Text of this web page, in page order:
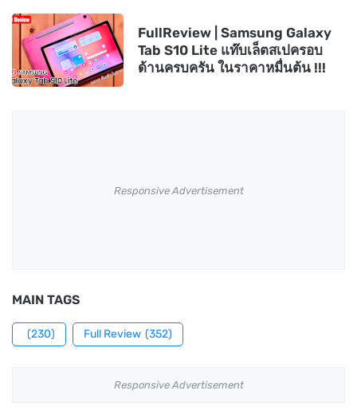
FullReview | Samsung Galaxy
Tab S10 Lite แท๊บเล็ตสเปครอบ
ด้านครบครัน ในราคาหมื่นต้น !!!
Responsive Advertisement
MAIN TAGS
(230) Full Review (352)
Responsive Advertisement